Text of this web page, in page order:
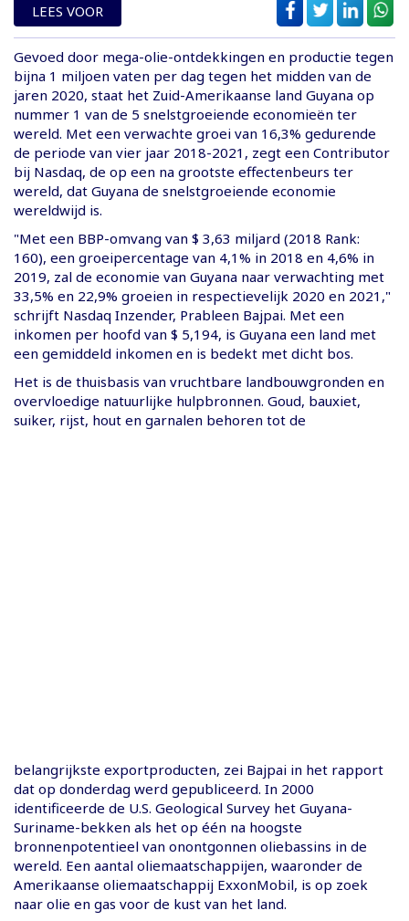
LEES VOOR
Gevoed door mega-olie-ontdekkingen en productie tegen
bijna 1 miljoen vaten per dag tegen het midden van de
jaren 2020, staat het Zuid-Amerikaanse land Guyana op
nummer 1 van de 5 snelstgroeiende economieën ter
wereld. Met een verwachte groei van 16,3% gedurende
de periode van vier jaar 2018-2021, zegt een Contributor
bij Nasdaq, de op een na grootste effectenbeurs ter
wereld, dat Guyana de snelstgroeiende economie
wereldwijd is.
"Met een BBP-omvang van $ 3,63 miljard (2018 Rank:
160), een groeipercentage van 4,1% in 2018 en 4,6% in
2019, zal de economie van Guyana naar verwachting met
33,5% en 22,9% groeien in respectievelijk 2020 en 2021,"
schrijft Nasdaq Inzender, Prableen Bajpai. Met een
inkomen per hoofd van $ 5,194, is Guyana een land met
een gemiddeld inkomen en is bedekt met dicht bos.
Het is de thuisbasis van vruchtbare landbouwgronden en
overvloedige natuurlijke hulpbronnen. Goud, bauxiet,
suiker, rijst, hout en garnalen behoren tot de
belangrijkste exportproducten, zei Bajpai in het rapport
dat op donderdag werd gepubliceerd. In 2000
identificeerde de U.S. Geological Survey het Guyana-
Suriname-bekken als het op één na hoogste
bronnenpotentieel van onontgonnen oliebassins in de
wereld. Een aantal oliemaatschappijen, waaronder de
Amerikaanse oliemaatschappij ExxonMobil, is op zoek
naar olie en gas voor de kust van het land.